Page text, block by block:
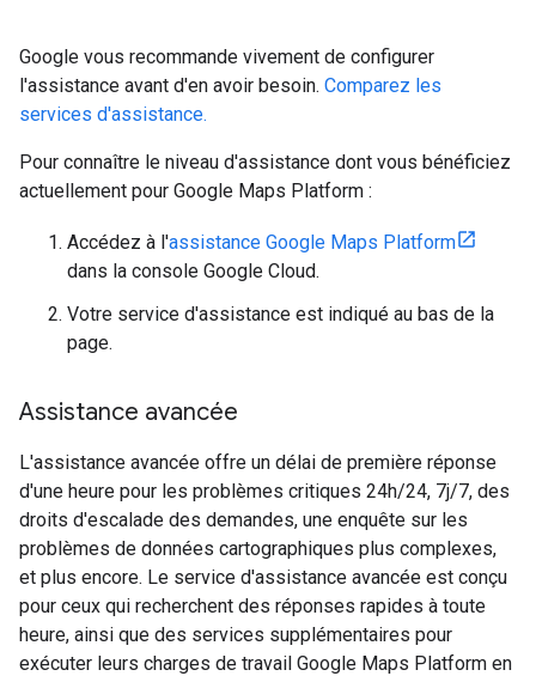
Google vous recommande vivement de configurer
l'assistance avant d'en avoir besoin. Comparez les
services d'assistance.
Pour connaître le niveau d'assistance dont vous bénéficiez
actuellement pour Google Maps Platform :
Accédez à l'assistance Google Maps Platform
dans la console Google Cloud.
Votre service d'assistance est indiqué au bas de la
page.
Assistance avancée
L'assistance avancée offre un délai de première réponse
d'une heure pour les problèmes critiques 24h/24, 7j/7, des
droits d'escalade des demandes, une enquête sur les
problèmes de données cartographiques plus complexes,
et plus encore. Le service d'assistance avancée est conçu
pour ceux qui recherchent des réponses rapides à toute
heure, ainsi que des services supplémentaires pour
exécuter leurs charges de travail Google Maps Platform en